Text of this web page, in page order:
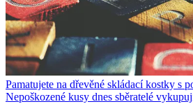
Pamatujete na dřevěné skládací kostky s
Nepoškozené kusy dnes sběratelé